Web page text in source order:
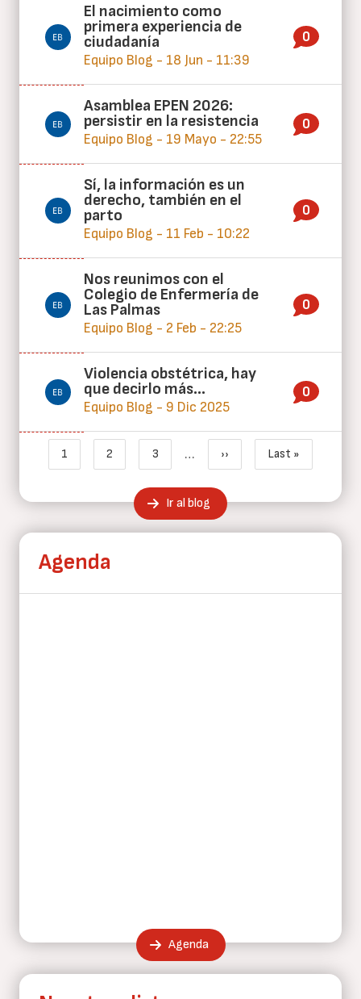
El nacimiento como
primera experiencia de
ciudadanía
Equipo Blog - 18 Jun - 11:39
0
Asamblea EPEN 2026:
persistir en la resistencia
Equipo Blog - 19 Mayo - 22:55
0
Sí, la información es un
derecho, también en el
parto
Equipo Blog - 11 Feb - 10:22
0
Nos reunimos con el
Colegio de Enfermería de
Las Palmas
Equipo Blog - 2 Feb - 22:25
0
Violencia obstétrica, hay
que decirlo más…
Equipo Blog - 9 Dic 2025
0
Paginación
Página actual
1
Page
2
Page
3 … Siguiente página
››
Última página
Last »
Ir al blog
Agenda
Agenda